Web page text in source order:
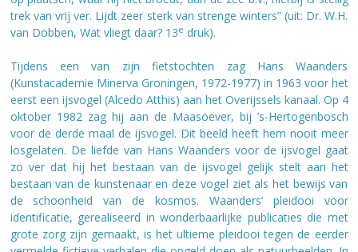
trek van vrij ver. Lijdt zeer sterk van strenge winters” (uit: Dr. W.H.
van Dobben, Wat vliegt daar? 13e druk).
Tijdens een van zijn fietstochten zag Hans Waanders
(Kunstacademie Minerva Groningen, 1972-1977) in 1963 voor het
eerst een ijsvogel (Alcedo Atthis) aan het Overijssels kanaal. Op 4
oktober 1982 zag hij aan de Maasoever, bij ’s-Hertogenbosch
voor de derde maal de ijsvogel. Dit beeld heeft hem nooit meer
losgelaten. De liefde van Hans Waanders voor de ijsvogel gaat
zo ver dat hij het bestaan van de ijsvogel gelijk stelt aan het
bestaan van de kunstenaar en deze vogel ziet als het bewijs van
de schoonheid van de kosmos. Waanders’ pleidooi voor
identificatie, gerealiseerd in wonderbaarlijke publicaties die met
grote zorg zijn gemaakt, is het ultieme pleidooi tegen de eerder